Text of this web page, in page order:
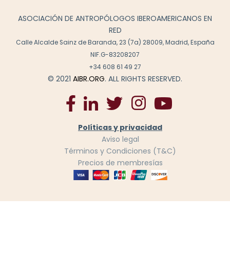
ASOCIACIÓN DE ANTROPÓLOGOS IBEROAMERICANOS EN
RED
Calle Alcalde Sainz de Baranda, 23 (7a) 28009, Madrid, España
NIF.G-83208207
+34 608 61 49 27
© 2021 AIBR.ORG. ALL RIGHTS RESERVED.
Políticas y privacidad
Aviso legal
Términos y Condiciones (T&C)
Precios de membresías